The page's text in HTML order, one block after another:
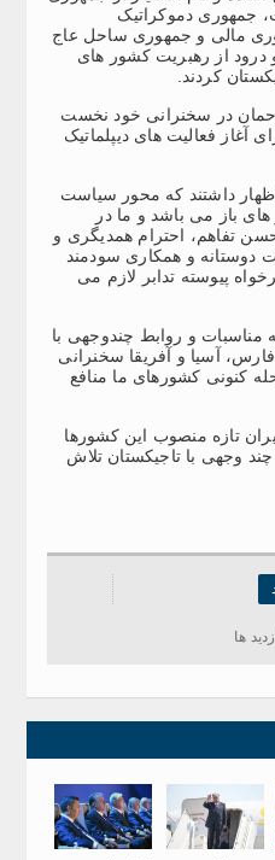
جمهوری دموکراتیک
مالی و جمهوری ساحل عاج
و درود از رهبریت کشور های
کردند.
در سخنرانی خود نخست
آغاز فعالیت های دیپلماتیک
داشتند که محور سیاست
باز می باشد و ما در
تفاهم، احترام همدیگری و
دوستانه و همکاری سودمند
پیوسته تدابر لازم می
مناسبات و روابط چندوجهی با
آسیا و آفریقا سخنرانی
کنونی کشورهای ما منافع
تازه منصوب این کشورها
وجهی با تاجیکستان تلاش